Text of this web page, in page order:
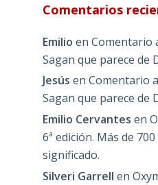
Comentarios
Emilio en Comentario
Sagan que parece de
Jesús en Comentario
Sagan que parece de
Emilio Cervantes en
6ª edición. Más de
significado.
Silveri Garrell en